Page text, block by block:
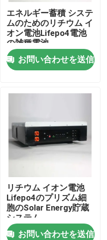
エネルギー蓄積 システ
ムのためのリチウム イ
オン電池Lifepo4電池
の雑種電池
お問い合わせを送信
リチウム イオン電池
Lifepo4のプリズム細
胞のSolar Energy貯蔵
システム
お問い合わせを送信